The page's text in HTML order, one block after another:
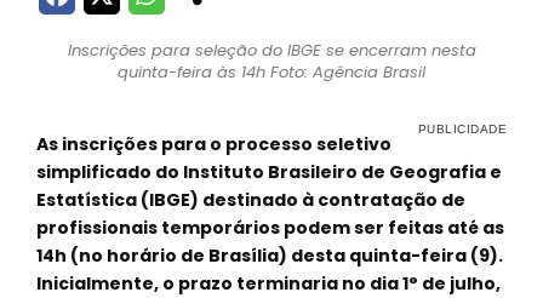
Inscrições para seleção do IBGE se encerram nesta
quinta-feira às 14h Foto: Agência Brasil
As inscrições para o processo seletivo
simplificado do Instituto Brasileiro de Geografia e
Estatística (IBGE) destinado à contratação de
profissionais temporários podem ser feitas até as
14h (no horário de Brasília) desta quinta-feira (9).
Inicialmente, o prazo terminaria no dia 1° de julho,